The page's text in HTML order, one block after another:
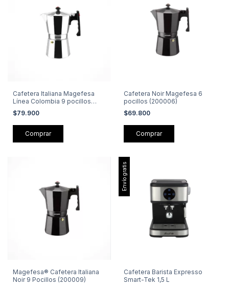
Cafetera Italiana Magefesa
Línea Colombia 9 pocillos
(300009B)
$79.900
Cafetera Noir Magefesa 6
pocillos (200006)
$69.800
Magefesa® Cafetera Italiana
Noir 9 Pocillos (200009)
Envío gratis
Cafetera Barista Expresso
Smart-Tek 1,5 L